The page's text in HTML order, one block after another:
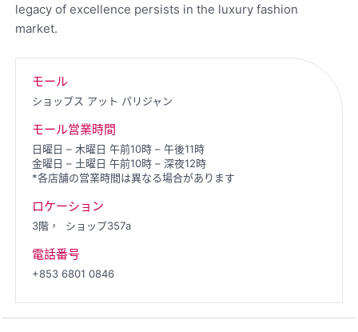
legacy of excellence persists in the luxury fashion
market.
モール
ショップス アット パリジャン
モール営業時間
日曜日 – 木曜日 午前10時 – 午後11時
金曜日 – 土曜日 午前10時 – 深夜12時
*各店舗の営業時間は異なる場合があります
ロケーション
3階， ショップ357a
電話番号
+853 6801 0846